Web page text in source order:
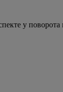
у поворота